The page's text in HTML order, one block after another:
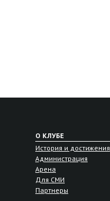
О КЛУБЕ
История и достижения
Администрация
Арена
Для СМИ
Партнеры